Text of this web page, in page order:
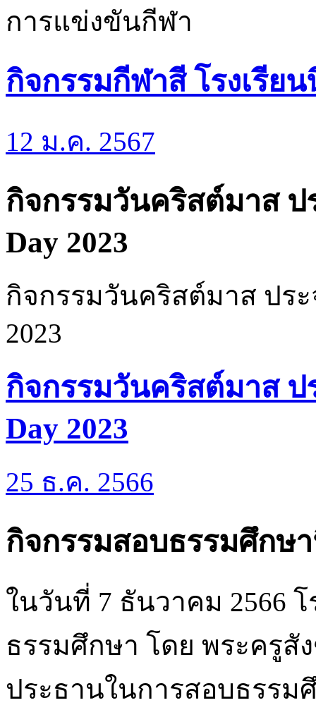
การแข่งขันกีฬา
กิจกรรมกีฬาสี โรงเรีย
12 ม.ค. 2567
กิจกรรมวันคริสต์มาส ป
Day 2023
กิจกรรมวันคริสต์มาส ประ
2023
กิจกรรมวันคริสต์มาส ป
Day 2023
25 ธ.ค. 2566
กิจกรรมสอบธรรมศึกษ
ในวันที่ 7 ธันวาคม 2566
ธรรมศึกษา โดย พระครู
ประธานในการสอบธรรม